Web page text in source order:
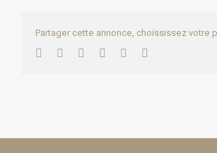
Partager cette annonce, choississez votre
Facebook
TwitterLinkedInWhatsApp
Pinterest